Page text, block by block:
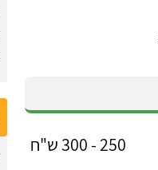
250 - 300 ש"ח